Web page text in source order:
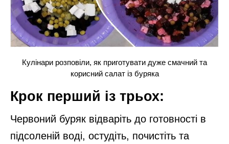
Кулінари розповіли, як приготувати дуже смачний та
корисний салат із буряка
Крок перший із трьох:
Червоний буряк відваріть до готовності в
підсоленій воді, остудіть, почистіть та